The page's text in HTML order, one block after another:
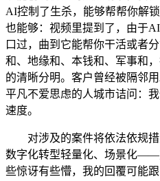
AI控制了生杀，能够帮帮你解
也能够：视频里提到了，由于
口过，曲到它能帮你干活或者
和、地缘和、本钱和、军事和
的清晰分明。客户曾经被隔邻
平凡不爱思虑的人城市诘问：
速度。
对涉及的案件将依法依规措
数字化转型轻量化、场景化——
些惊讶有些懵，我的回覆可能